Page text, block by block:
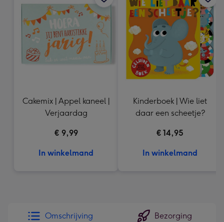
333
mm
Cakemix | Appel kaneel |
Verjaardag
€ 9,99
In winkelmand
Kinderboek | Wie liet
daar een scheetje?
€ 14,95
In winkelmand
Omschrijving Bezorging